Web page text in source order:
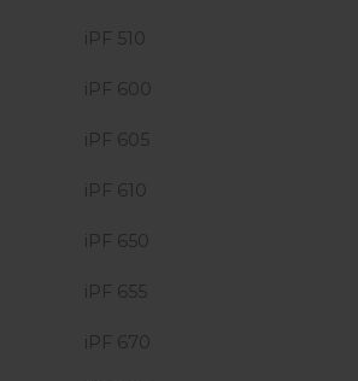
iPF 510
iPF 600
iPF 605
iPF 610
iPF 650
iPF 655
iPF 670